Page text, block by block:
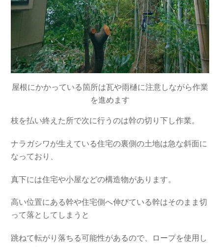
屋根にかかっている箇所は瓦や雨樋に注意しながら作業
を進めます
枝を払い終えた所で次に行うのは幹の切り下し作業。
ナラガシワが生えている住宅の裏側の土地は急な斜面に
なっており、
真下には住宅や小屋などの構造物があります。
高い位置にある幹や住宅側へ伸びている幹はそのまま切
って落としてしまうと
跳ねて転がり落ちる可能性があるので、ロープを使用し